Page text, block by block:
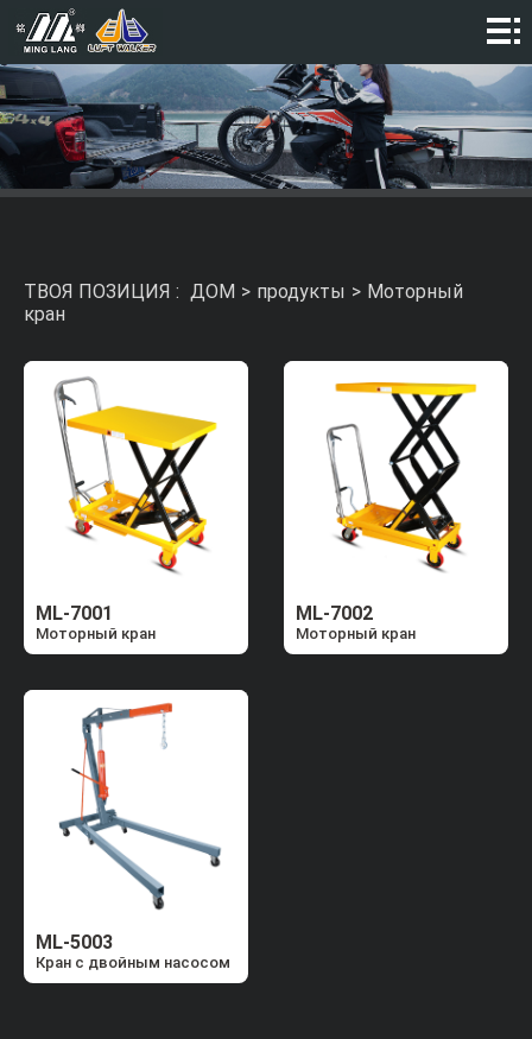
ДОМ
КОМПАНИЯ
продукты
ВИДЕО
КОНТАКТ
ТВОЯ ПОЗИЦИЯ : ДОМ > продукты > Моторный
кран
ML-7001
Моторный кран
ML-7002
Моторный кран
ML-5003
Кран с двойным насосом